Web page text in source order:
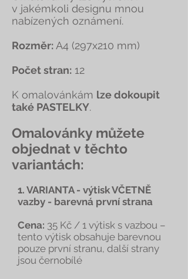
v jakémkoli designu mnou
nabízených oznámení.
Rozměr: A4 (297x210 mm)
Počet stran: 12
K omalovánkám lze dokoupit
také PASTELKY.
Omalovánky můžete
objednat v těchto
variantách:
1. VARIANTA - výtisk VČETNĚ
vazby - barevná první strana
Cena: 35 Kč / 1 výtisk s vazbou –
tento výtisk obsahuje barevnou
pouze první stranu, další strany
jsou černobílé